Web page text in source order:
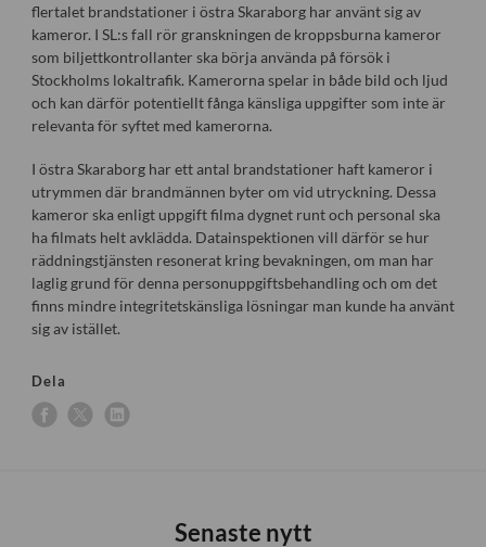
flertalet brandstationer i östra Skaraborg har använt sig av
kameror. I SL:s fall rör granskningen de kroppsburna kameror
som biljettkontrollanter ska börja använda på försök i
Stockholms lokaltrafik. Kamerorna spelar in både bild och ljud
och kan därför potentiellt fånga känsliga uppgifter som inte är
relevanta för syftet med kamerorna.
I östra Skaraborg har ett antal brandstationer haft kameror i
utrymmen där brandmännen byter om vid utryckning. Dessa
kameror ska enligt uppgift filma dygnet runt och personal ska
ha filmats helt avklädda. Datainspektionen vill därför se hur
räddningstjänsten resonerat kring bevakningen, om man har
laglig grund för denna personuppgiftsbehandling och om det
finns mindre integritetskänsliga lösningar man kunde ha använt
sig av istället.
Dela
Senaste nytt